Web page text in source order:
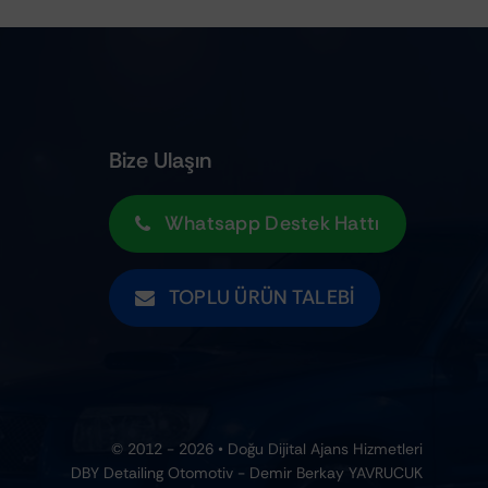
Bize Ulaşın
Whatsapp Destek Hattı
TOPLU ÜRÜN TALEBI
© 2012 - 2026 • Doğu Dijital Ajans Hizmetleri
DBY Detailing Otomotiv - Demir Berkay YAVRUCUK